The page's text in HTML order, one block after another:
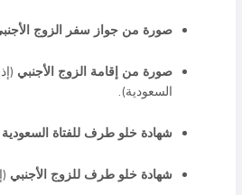
صورة من جواز سفر الزوج
صورة من إقامة الزوج الأجنبي
السعودية).
شهادة خلو طرف للفتاة السعودية
شهادة خلو طرف للزوج الأجنبي